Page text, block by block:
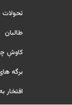
طالبان
کاوشِ
برگه
افتخار